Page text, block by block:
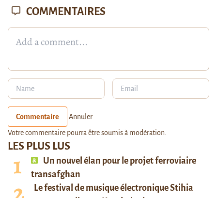
LES PLUS LUS
Un nouvel élan pour le projet ferroviaire
transafghan
Le festival de musique électronique Stihia
COMMENTAIRES
Commentaire Annuler
Votre commentaire pourra être soumis à modération.